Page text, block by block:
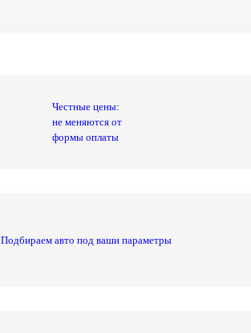
Честные цены:
не меняются от
формы оплаты
Подбираем авто под ваши параметры